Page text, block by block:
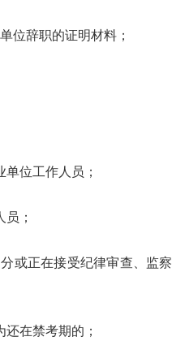
位辞职的证明材料；
位工作人员；
；
或正在接受纪律审查、监
在禁考期的；